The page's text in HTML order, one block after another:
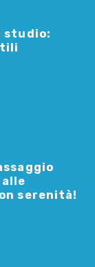
studio:
alle
serenità!